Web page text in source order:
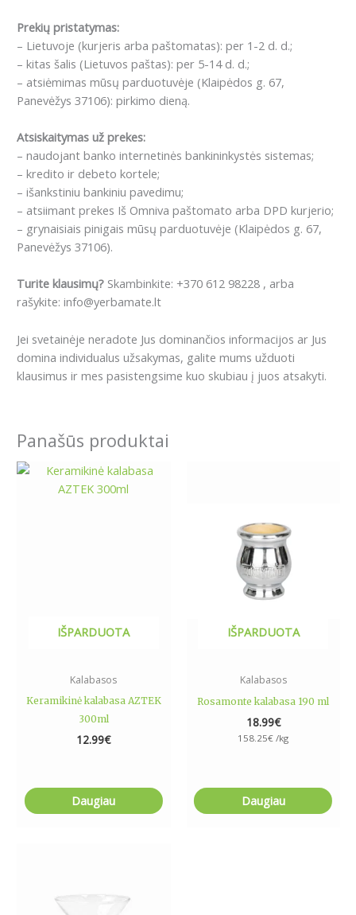
Prekių pristatymas:
– Lietuvoje (kurjeris arba paštomatas): per 1-2 d. d.;
– kitas šalis (Lietuvos paštas): per 5-14 d. d.;
– atsiėmimas mūsų parduotuvėje (Klaipėdos g. 67,
Panevėžys 37106): pirkimo dieną.
Atsiskaitymas už prekes:
– naudojant banko internetinės bankininkystės sistemas;
– kredito ir debeto kortele;
– išankstiniu bankiniu pavedimu;
– atsiimant prekes Iš Omniva paštomato arba DPD kurjerio;
– grynaisiais pinigais mūsų parduotuvėje (Klaipėdos g. 67,
Panevėžys 37106).
Turite klausimų? Skambinkite: +370 612 98228 , arba
rašykite: info@yerbamate.lt
Jei svetainėje neradote Jus dominančios informacijos ar Jus
domina individualus užsakymas, galite mums užduoti
klausimus ir mes pasistengsime kuo skubiau į juos atsakyti.
Panašūs produktai
IŠPARDUOTA
Kalabasos
Keramikinė kalabasa AZTEK
300ml
12.99€
Daugiau
IŠPARDUOTA
Kalabasos
Rosamonte kalabasa 190 ml
18.99€
158.25€ /kg
Daugiau